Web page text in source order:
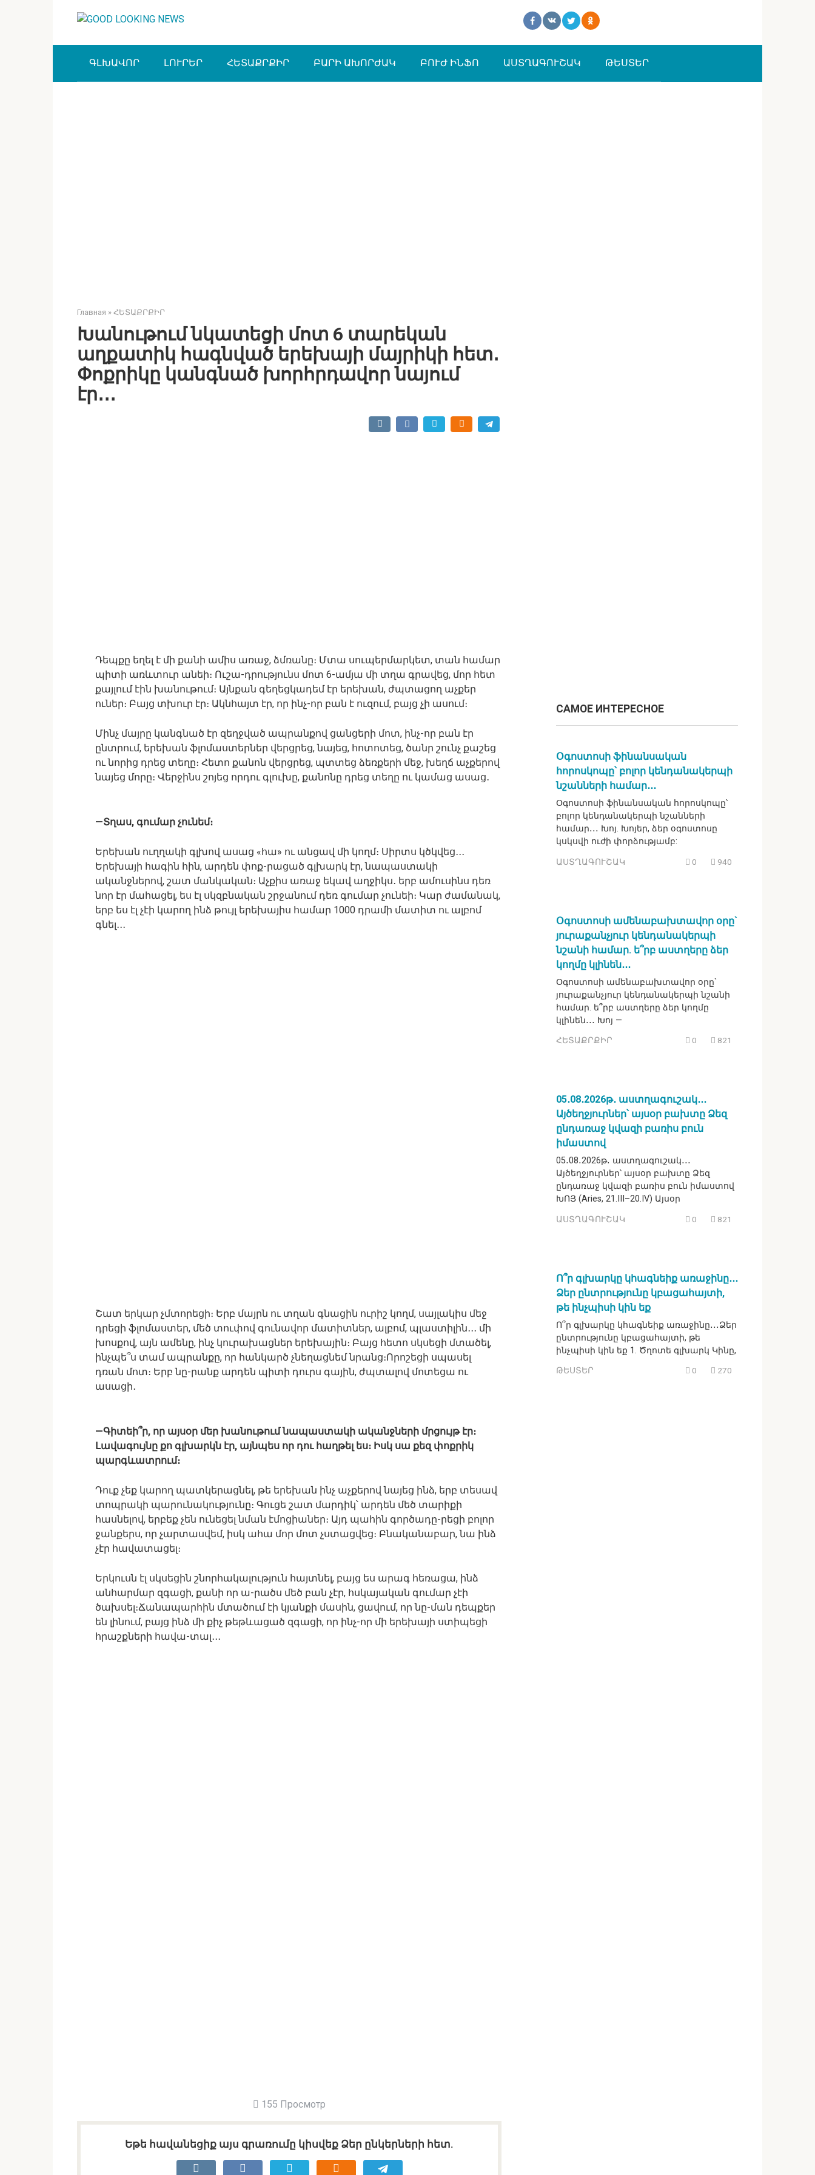
ԳԼԽԱՎՈՐ ԼՈՒՐԵՐ ՀԵՏԱՔՐՔԻՐ ԲԱՐԻ ԱԽՈՐԺԱԿ ԲՈՒԺ ԻՆՖՈ ԱՍՏՂԱԳՈՒՇԱԿ ԹԵՍՏԵՐ
Главная » ՀԵՏԱՔՐՔԻՐ
Խանութում նկատեցի մոտ 6 տարեկան
աղքատիկ հագնված երեխայի մայրիկի հետ․
Փոքրիկը կանգնած խորհրդավոր նայում
էր․․․
Դեպքը եղել է մի քանի ամիս առաջ, ձմռանը։ Մտա սուպերմարկետ, տան համար
պիտի առևտուր անեի։ Ուշա-դրությունս մոտ 6-ամյա մի տղա գրավեց, մոր հետ
քայլում էին խանութում։ Այնքան գեղեցկադեմ էր երեխան, ժպտացող աչքեր
ուներ։ Բայց տխուր էր։ Ակնհայտ էր, որ ինչ-որ բան է ուզում, բայց չի ասում։
Մինչ մայրը կանգնած էր զեղջված ապրանքով ցանցերի մոտ, ինչ-որ բան էր
ընտրում, երեխան ֆլոմաստերներ վերցրեց, նայեց, հոտոտեց, ծանր շունչ քաշեց
ու նորից դրեց տեղը։ Հետո քանոն վերցրեց, պտտեց ձեռքերի մեջ, խեղճ աչքերով
նայեց մորը։ Վերջինս շոյեց որդու գլուխը, քանոնը դրեց տեղը ու կամաց ասաց․
—Տղաս, գումար չունեմ։
Երեխան ուղղակի գլխով ասաց «հա» ու անցավ մի կողմ։ Սիրտս կծկվեց․․․
Երեխայի հագին հին, արդեն փոք-րացած գլխարկ էր, նապաստակի
ականջներով, շատ մանկական։ Աչքիս առաջ եկավ աղջիկս․ երբ ամուսինս դեռ
նոր էր մահացել, ես էլ սկզբնական շրջանում դեռ գումար չունեի։ Կար ժամանակ,
երբ ես էլ չէի կարող ինձ թույլ երեխայիս համար 1000 դրամի մատիտ ու ալբոմ
գնել․․․
Շատ երկար չմտորեցի։ Երբ մայրն ու տղան գնացին ուրիշ կողմ, սայլակիս մեջ
դրեցի ֆլոմաստեր, մեծ տուփով գունավոր մատիտներ, ալբոմ, պլաստիլին․․․ մի
խոսքով, այն ամենը, ինչ կուրախացներ երեխային։ Բայց հետո սկսեցի մտածել,
ինչպե՞ս տամ ապրանքը, որ հանկարծ չնեղացնեմ նրանց։Որոշեցի սպասել
դռան մոտ։ Երբ նը-րանք արդեն պիտի դուրս գային, ժպտալով մոտեցա ու
ասացի․
—Գիտեի՞ր, որ այսօր մեր խանութում նապաստակի ականջների մրցույթ էր։
Լավագույնը քո գլխարկն էր, այնպես որ դու հաղթել ես։ Իսկ սա քեզ փոքրիկ
պարգևատրում։
Դուք չեք կարող պատկերացնել, թե երեխան ինչ աչքերով նայեց ինձ, երբ տեսավ
տոպրակի պարունակությունը։ Գուցե շատ մարդիկ՝ արդեն մեծ տարիքի
հասնելով, երբեք չեն ունեցել նման էմոցիաներ։ Այդ պահին գործադը-րեցի բոլոր
ջանքերս, որ չարտասվեմ, իսկ ահա մոր մոտ չստացվեց։ Բնականաբար, նա ինձ
չէր հավատացել։
Երկուսն էլ սկսեցին շնորհակալություն հայտնել, բայց ես արագ հեռացա, ինձ
անհարմար զգացի, քանի որ ա-րածս մեծ բան չէր, հսկայական գումար չէի
ծախսել։Ճանապարհին մտածում էի կյանքի մասին, ցավում, որ նը-ման դեպքեր
են լինում, բայց ինձ մի քիչ թեթևացած զգացի, որ ինչ-որ մի երեխայի ստիպեցի
հրաշքների հավա-տալ․․․
155 Просмотр
Եթե հավանեցիք այս գրառումը կիսվեք Ձեր ընկերների հետ.
САМОЕ ИНТЕРЕСНОЕ
Օգոստոսի ֆինանսական
հորոսկոպը՝ բոլոր կենդանակերպի
նշանների համար․․․
Օգոստոսի ֆինանսական հորոսկոպը՝
բոլոր կենդանակերպի նշանների
համար․․․ Խոյ. Խոյեր, ձեր օգոստոսը
կսկսվի ուժի փորձությամբ:
ԱՍՏՂԱԳՈՒՇԱԿ 0 940
Օգոստոսի ամենաբախտավոր օրը`
յուրաքանչյուր կենդանակերպի
նշանի համար. ե՞րբ աստղերը ձեր
կողմը կլինեն․․․
Օգոստոսի ամենաբախտավոր օրը`
յուրաքանչյուր կենդանակերպի նշանի
համար. ե՞րբ աստղերը ձեր կողմը
կլինեն․․․ Խոյ —
ՀԵՏԱՔՐՔԻՐ 0 821
05․08․2026թ․ աստղագուշակ․․․
Այծեղջյուրներ՝ այսօր բախտը Ձեզ
ընդառաջ կվազի բառիս բուն
իմաստով
05․08․2026թ․ աստղագուշակ․․․
Այծեղջյուրներ՝ այսօր բախտը Ձեզ
ընդառաջ կվազի բառիս բուն իմաստով
ԽՈՅ (Aries, 21.III–20.IV) Այսօր
ԱՍՏՂԱԳՈՒՇԱԿ 0 821
Ո՞ր գլխարկը կհագնեիք առաջինը․․․
Ձեր ընտրությունը կբացահայտի,
թե ինչպիսի կին եք
Ո՞ր գլխարկը կհագնեիք առաջինը․․․Ձեր
ընտրությունը կբացահայտի, թե
ինչպիսի կին եք 1. Ծղոտե գլխարկ Կինը,
ԹԵՍՏԵՐ 0 270